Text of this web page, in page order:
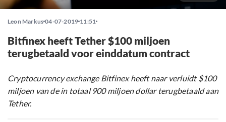
Leon Markus 04-07-2019 11:51
Bitfinex heeft Tether $100 miljoen
terugbetaald voor einddatum contract
Cryptocurrency exchange Bitfinex heeft naar verluidt $100
miljoen van de in totaal 900 miljoen dollar terugbetaald aan
Tether.